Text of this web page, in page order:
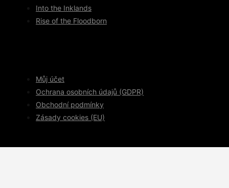
Into the Inklands
Rise of the Floodborn
Můj účet
Ochrana osobních údajů (GDPR)
Obchodní podmínky
Zásady cookies (EU)